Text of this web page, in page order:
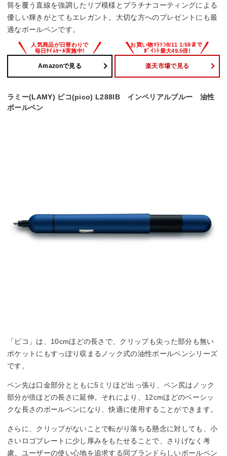
筒を覆う直線を強調したリブ模様とプラチナコーティングによる
優しい輝きがとてもエレガント。大切な方へのプレゼントにも最
適なボールペンです。
Amazonで見る 楽天市場で見る
ラミー(LAMY) ピコ(pico) L288IB インペリアルブルー 油性
ボールペン
「ピコ」は、10cmほどの長さで、クリップも尖った部分も無い
ポケットにもすっぽり収まるノック式の油性ボールペンシリーズ
です。
ペン先は口金部分とともに5ミリほど出っ張り、ペン尻はノック
部分が倍ほどの長さに延伸。それにより、12cmほどのベーシッ
クな長さのボールペンになり、快適に使用することができます。
さらに、クリップがないことで転がり落ちる懸念に対しても、小
さいロゴプレートに少し厚みをもたせることで、さりげなく考
慮。ユーザーの使い心地を追求する同ブランドらしいボールペン